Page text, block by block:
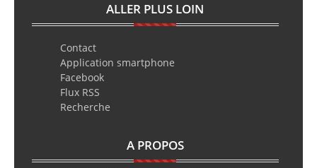
ALLER PLUS LOIN
Contact
Application smartphone
Facebook
Flux RSS
Recherche
A PROPOS